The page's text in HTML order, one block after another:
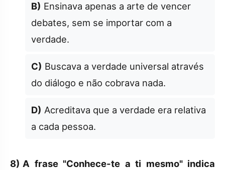
B) Ensinava apenas a arte de vencer
debates, sem se importar com a
verdade.
C) Buscava a verdade universal através
do diálogo e não cobrava nada.
D) Acreditava que a verdade era relativa
a cada pessoa.
8) A frase "Conhece-te a ti mesmo" indica